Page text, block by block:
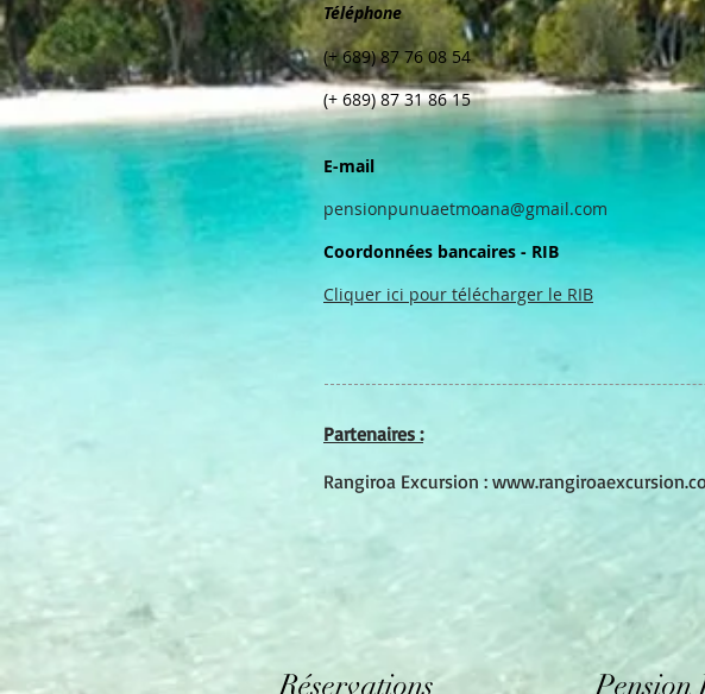
Partenaires :
Rangiroa Excursion :
Téléphone
(+ 689) 87 76 08 54
(+ 689) 87 31 86 15
E-mail
pensionpunuaetmoana@gmail.com
Coordonnées bancaires - RIB
Cliquer ici pour télécharger le RIB
Pension
Réservations